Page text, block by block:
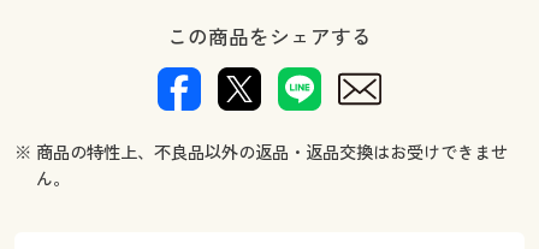
幅100×丈233(2枚組) ○ 在庫わずか
幅100×丈243(2枚組) ○ 在庫わずか
幅100×丈253(2枚組) ◎ 在庫あり
幅100×丈258(2枚組) ○ 在庫わずか
この商品をシェアする
※ 商品の特性上、不良品以外の返品・返品交換はお受けできませ
ん。